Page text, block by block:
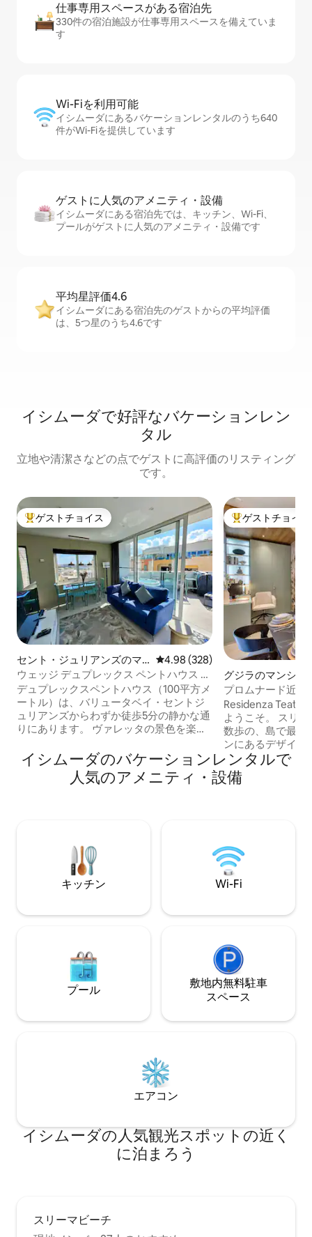
仕事専用ス⁠ペ⁠ー⁠スがあ⁠る宿⁠泊⁠先
330件の宿泊施設が仕事専用スペースを備えていま
す
Wi-Fiを利⁠用⁠可⁠能
イシムーダにあるバケーションレンタルのうち640
件がWi-Fiを提供しています
ゲストに人⁠気⁠のア⁠メ⁠ニ⁠テ⁠ィ・設⁠備
イシムーダにある宿泊先では、キッチン、Wi-Fi、
プールがゲストに人気のアメニティ・設備です
平均星評価4.6
イシムーダにある宿泊先のゲストからの平均評価
は、5つ星のうち4.6です
イシムーダで好評なバケーションレン
タル
立地や清潔さなどの点でゲストに高評価のリスティング
です。
大好評のゲストチョイスです。
ゲストチョイス
セント・ジュリアンズのマ
ンション・アパート
レビュー328件、5つ星中4.98つ
4.98 (328)
ウェッジ デュプレックス ペントハウス ジ
ャグジー＆テラスビュー
デュプレックスペントハウス（100平方メ
ートル）は、バリュータベイ・セントジ
ュリアンズからわずか徒歩5分の静かな通
りにあります。 ヴァレッタの景色を楽し
私たちは道の向かいに住んでいるので、
このエリアをよく知っています。素晴ら
しいレストランがたくさんあり、海辺の
クリングワイン、フルーツ、軽食、紅茶
とコーヒーなどをお楽しみいただけま
す。 4人＋1人の家族に最適です。
大好評のゲスト
ゲストチョイス
グジラのマンショ
ト
プロムナード近く
ハウス｜バーベキ
Residenza
ようこそ。 スリーマの遊歩道からわずか
数歩の、島で最も
ンにあるデザイナ
避しましょう。こ
リズムと地中海の
宅にいるかのよう
リッシュな家族旅
ンあふれるリモー
ご滞在にもぴった
イシムーダのバケーションレンタルで
人気のアメニティ・設備
キッチン Wi-Fi
プール
敷地内無料駐⁠車
ス⁠ペ⁠ー⁠ス
エアコン
イシムーダの人気観光スポットの近く
に泊まろう
スリーマビーチ